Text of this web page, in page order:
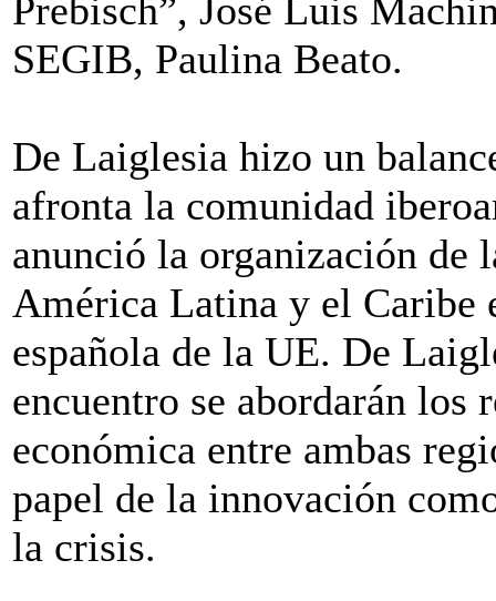
Prebisch”, José Luis
SEGIB, Paulina Beato.
De Laiglesia hizo un
afronta la comunidad
anunció la organización de
América Latina y el Caribe
española de la UE. De
encuentro se abordarán los
económica entre ambas
papel de la innovación
la crisis.